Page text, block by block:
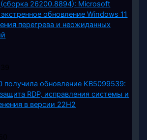
(сборка 26200.8894): Microsoft
обновление Windows 11
перегрева и неожиданных
получила обновление KB5099539:
RDP, исправления системы и
в версии 22H2